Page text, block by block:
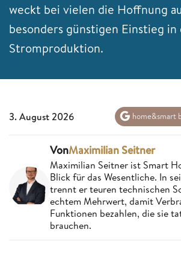
weckt bei vielen die Hoffnung
besonders günstigen Einstieg in
Stromproduktion.
3. August 2026 home&smart
VonMaximilian Seitner
Maximilian Seitner ist Smart
Blick für das Wesentliche. In
trennt er teuren technischen
echtem Mehrwert, damit
Funktionen bezahlen, die sie
brauchen.